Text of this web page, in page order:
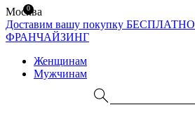
Москва
Доставим вашу покупку БЕСПЛАТНО
ФРАНЧАЙЗИНГ
Женщинам
Мужчинам
0